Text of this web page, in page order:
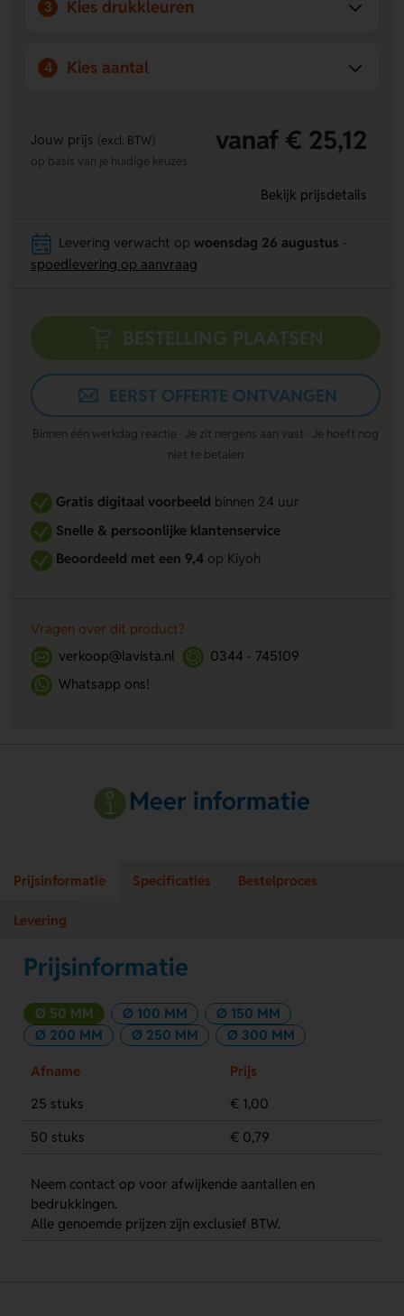
bewegwijzering en veiligheid, zoals stickers en borden, om
3 Kies drukkleuren
4 Kies aantal
Jouw prijs (excl. BTW) vanaf € 25,12
op basis van je huidige keuzes
Bekijk prijsdetails
Levering verwacht op woensdag 26 augustus
spoedlevering op aanvraag
BESTELLING PLAATSEN
EERST OFFERTE ONTVANGEN
Binnen één werkdag reactie · Je zit nergens aan vast · Je hoeft nog
niet te betalen
Gratis digitaal voorbeeldbinnen 24 uur
Snelle & persoonlijke klantenservice
Beoordeeld met een 9,4op Kiyoh
Vragen over dit product?
verkoop@lavista.nl
0344 - 745109
Whatsapp ons!
Meer informatie
Prijsinformatie Specificaties Bestelproces
Levering
Prijsinformatie
Ø 50 MM Ø 100 MM
Ø 150 MM
Ø 200 MM
Ø 250 MM Ø 300 MM
Afname
Prijs
25 stuks
€ 1,00
50 stuks
€ 0,79
Neem contact op voor afwijkende aantallen en
bedrukkingen.
Alle genoemde prijzen zijn exclusief BTW.